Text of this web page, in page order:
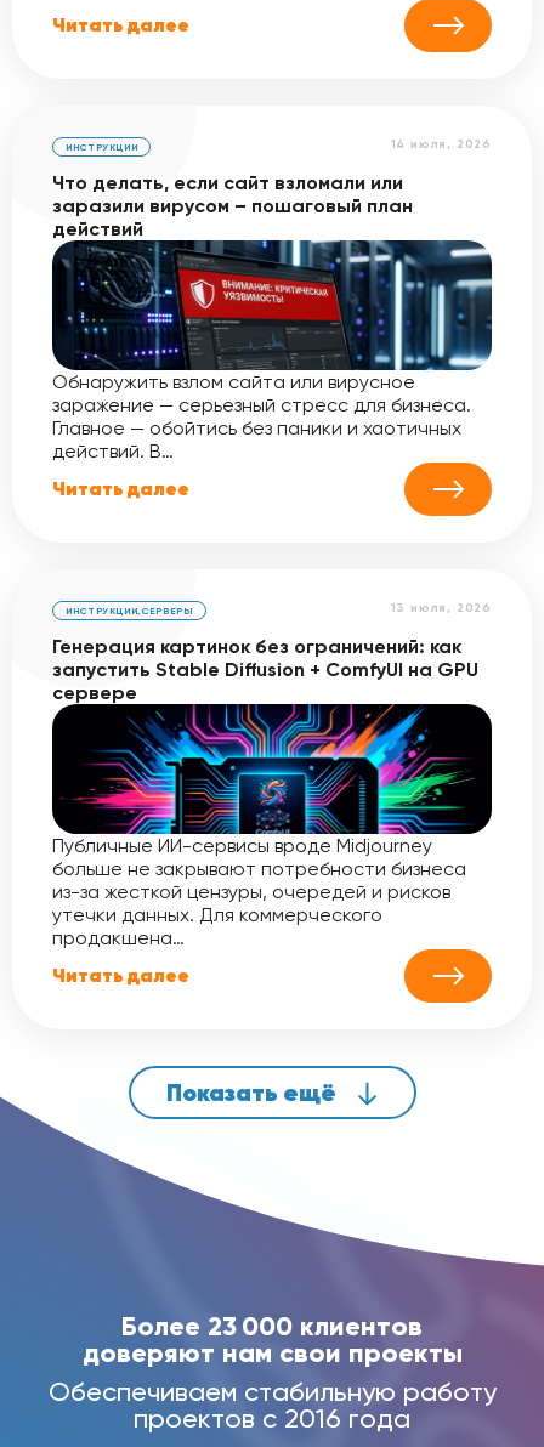
Читать далее
14 июля, 2026
ИНСТРУКЦИИ
Что делать, если сайт взломали или
заразили вирусом – пошаговый план
действий
Обнаружить взлом сайта или вирусное
заражение — серьезный стресс для бизнеса.
Главное — обойтись без паники и хаотичных
действий. В…
Читать далее
13 июля, 2026
ИНСТРУКЦИИ, СЕРВЕРЫ
Генерация картинок без ограничений: как
запустить Stable Diffusion + ComfyUI на GPU
сервере
Публичные ИИ-сервисы вроде Midjourney
больше не закрывают потребности бизнеса
из-за жесткой цензуры, очередей и рисков
утечки данных. Для коммерческого
продакшена…
Читать далее
Показать ещё
Более 23 000 клиентов
доверяют нам свои проекты
Обеспечиваем стабильную работу
проектов с 2016 года